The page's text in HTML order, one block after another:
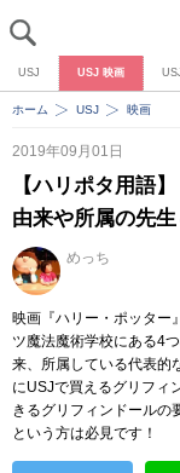
USJ USJ 映画
ホーム USJ 映画
2019年09月01日
【ハリポタ用語
由来や所属の先
めっち
映画『ハリー・ポッター
ツ魔法魔術学校にある4
来、所属している代表的
にUSJで買えるグリフィ
きるグリフィンドールの
という方は必見です！